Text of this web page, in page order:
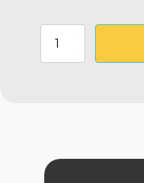
quantité
NAVIGATOR